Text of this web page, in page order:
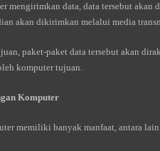
mengirimkan data, data tersebut akan
akan dikirimkan melalui media
paket-paket data tersebut akan
komputer tujuan.
Komputer
memiliki banyak manfaat, antara